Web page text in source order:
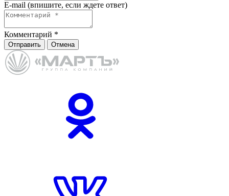
E-mail (впишите, если ждете ответ)
Комментарий *
Отправить Отмена